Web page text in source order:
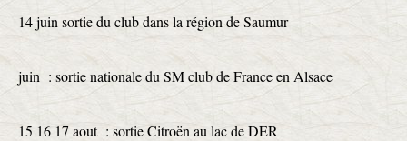
14 juin sortie du club dans la région de Saumur
juin : sortie nationale du SM club de France en Alsace
15 16 17 aout : sortie Citroën au lac de DER